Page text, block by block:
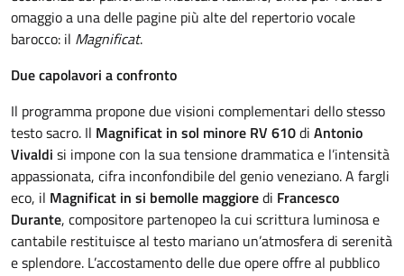
omaggio a una delle pagine più alte del repertorio vocale
barocco: il Magnificat.
Due capolavori a confronto
Il programma propone due visioni complementari dello stesso
testo sacro. Il Magnificat in sol minore RV 610di Antonio
Vivaldi si impone con la sua tensione drammatica e l’intensità
appassionata, cifra inconfondibile del genio veneziano. A fargli
eco, il Magnificat in si bemolle maggioredi Francesco
Durante, compositore partenopeo la cui scrittura luminosa e
cantabile restituisce al testo mariano un’atmosfera di serenità
e splendore. L’accostamento delle due opere offre al pubblico